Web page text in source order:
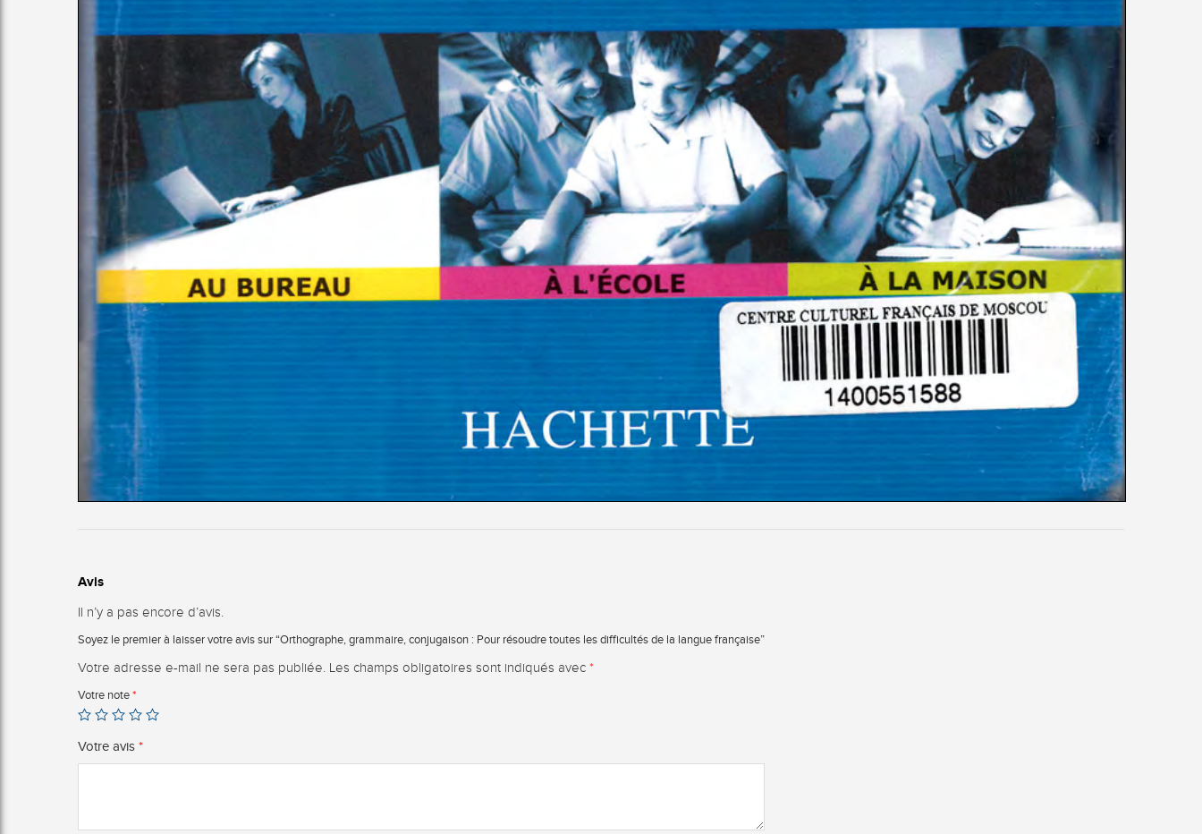
Avis
Il n’y a pas encore d’avis.
Soyez le premier à laisser votre avis sur “Orthographe, grammaire, conjugaison : Pour résoudre toutes les difficultés de la langue française”
Votre adresse e-mail ne sera pas publiée. Les champs obligatoires sont indiqués avec *
Votre note *
Votre avis *